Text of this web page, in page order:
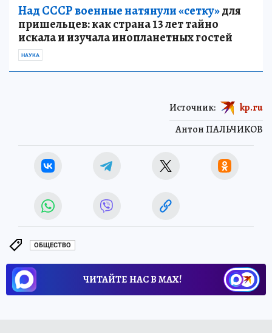
Над СССР военные натянули «сетку»для
пришельцев: как страна 13 лет тайно
искала и изучала инопланетных гостей
НАУКА
Антон ПАЛЬЧИКОВ
Источник: kp.ru
ОБЩЕСТВО
ЧИТАЙТЕ НАС В МАХ!